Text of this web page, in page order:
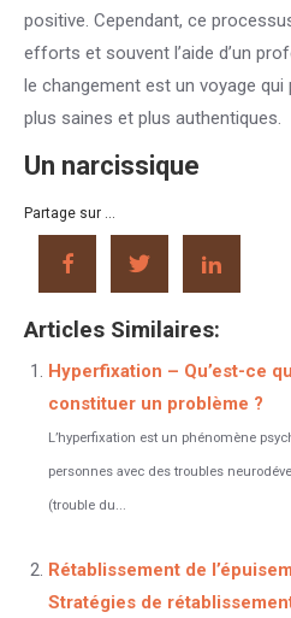
positive. Cependant, ce
efforts et souvent l’aide d’un
le changement est un voyage
plus saines et plus authentiques.
Un narcissique
Partage sur ...
Articles Similaires:
Hyperfixation – Qu’est-ce
constituer un problème ?
L’hyperfixation est un phénomène
personnes avec des troubles
(trouble du...
Rétablissement de
Stratégies de